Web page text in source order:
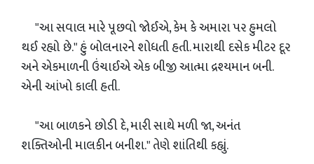
"આ સવાલ મારે પૂછવો જોઈએ, કેમ કે અમારા પર હુમલો
થઈ રહ્યો છે." હું બોલનારને શોધતી હતી. મારાથી દસેક મીટર દૂર
અને એકમાળની ઉંચાઈએ એક બીજી આત્મા દ્રશ્યમાન બની.
એની આંખો કાલી હતી.
"આ બાળકને છોડી દે, મારી સાથે મળી જા, અનંત
શક્તિઓની માલકીન બનીશ." તેણે શાંતિથી કહ્યું.